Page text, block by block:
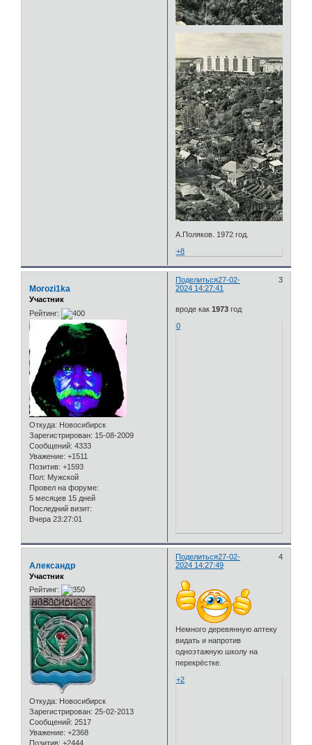
А.Поляков. 1972 год.
+8
Поделиться 3
27-02-
2024 14:27:41
Morozi1ka
Участник
Рейтинг:
Откуда: Новосибирск
Зарегистрирован: 15-08-2009
Сообщений: 4333
Уважение: +1511
Позитив: +1593
Пол: Мужской
Провел на форуме:
5 месяцев 15 дней
Последний визит:
Вчера 23:27:01
вроде как1973год
0
Поделиться 4
27-02-
2024 14:27:49
Александр
Участник
Рейтинг:
Откуда: Новосибирск
Зарегистрирован: 25-02-2013
Сообщений: 2517
Уважение: +2368
Позитив: +2444
Немного деревянную аптеку
видать и напротив
одноэтажную школу на
перекрёстке.
+2